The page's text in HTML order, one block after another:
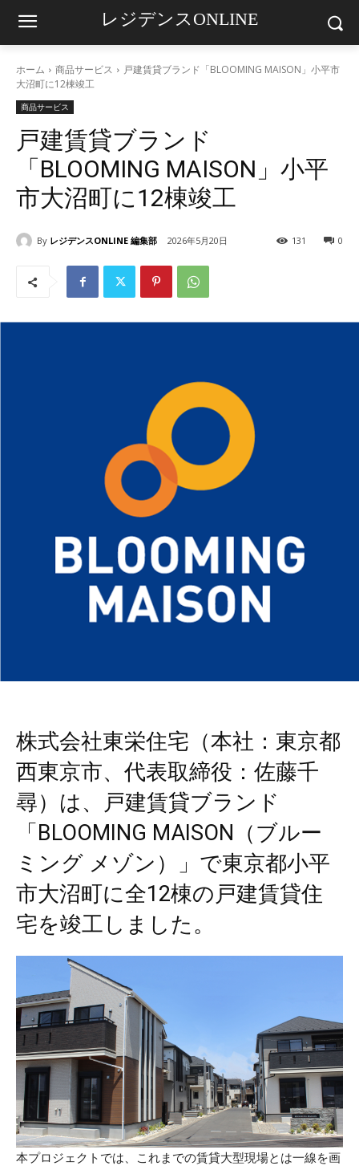
レジデンスONLINE
ホーム 商品サービス
戸建賃貸ブランド「BLOOMING MAISON」小平市
大沼町に12棟竣工
商品サービス
戸建賃貸ブランド
「BLOOMING MAISON」小平
市大沼町に12棟竣工
By レジデンスONLINE 編集部 2026年5月20日 0
131
株式会社東栄住宅（本社：東京都
西東京市、代表取締役：佐藤千
尋）は、戸建賃貸ブランド
「BLOOMING MAISON（ブルー
ミング メゾン）」で東京都小平
市大沼町に全12棟の戸建賃貸住
宅を竣工しました。
本プロジェクトでは、これまでの賃貸大型現場とは一線を画